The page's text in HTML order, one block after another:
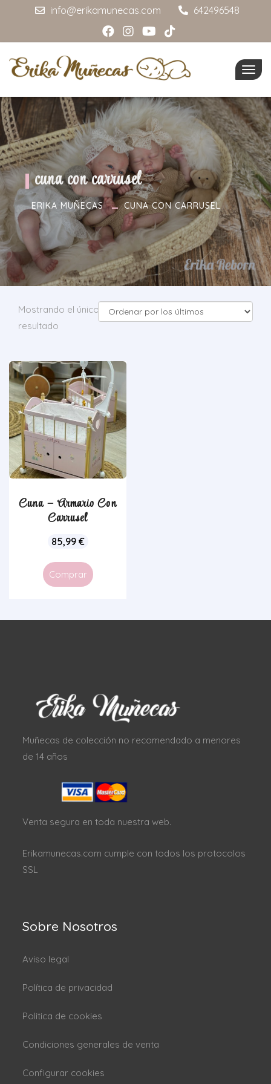
info@erikamunecas.com 642496548
cuna con carrusel
ERIKA MUÑECAS CUNA CON CARRUSEL
Mostrando el único
resultado
Cuna – Armario Con
Carrusel
85,99 €
Comprar
Muñecas de colección no recomendado a menores
de 14 años
Venta segura en toda nuestra web.
Erikamunecas.com cumple con todos los protocolos
SSL
Sobre Nosotros
Aviso legal
Política de privacidad
Politica de cookies
Condiciones generales de venta
Configurar cookies